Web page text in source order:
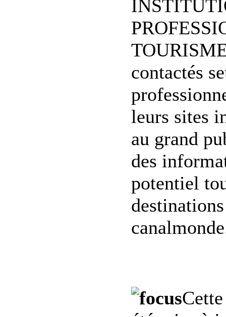
contactés
leurs sites
au grand
des
potentiel